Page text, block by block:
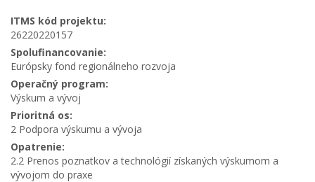
ITMS kód projektu:
26220220157
Spolufinancovanie:
Európsky fond regionálneho rozvoja
Operačný program:
Výskum a vývoj
Prioritná os:
2 Podpora výskumu a vývoja
Opatrenie:
2.2 Prenos poznatkov a technológií získaných výskumom a
vývojom do praxe